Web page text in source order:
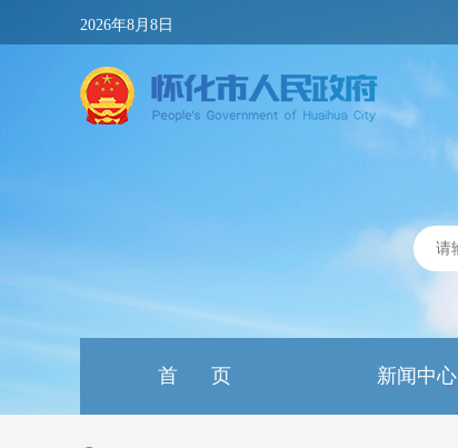
2026年8月8日
首 页 新闻中心